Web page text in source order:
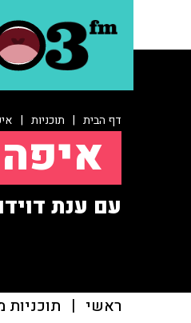
דף הבית | תוכניות |
עם ענת
ראשי | תוכניות